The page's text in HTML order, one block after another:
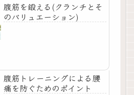
腹筋を鍛える(クランチとそ
のバリュエーション)
腹筋トレーニングによる腰
痛を防ぐためのポイント